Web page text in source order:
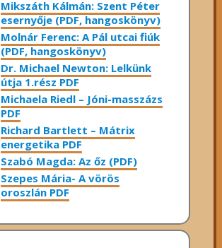
Mikszáth Kálmán: Szent Péter
esernyője (PDF, hangoskönyv)
Molnár Ferenc: A Pál utcai fiúk
(PDF, hangoskönyv)
Dr. Michael Newton: Lelkünk
útja 1.rész PDF
Michaela Riedl – Jóni-masszázs
PDF
Richard Bartlett – Mátrix
energetika PDF
Szabó Magda: Az őz (PDF)
Szepes Mária- A vörös
oroszlán PDF